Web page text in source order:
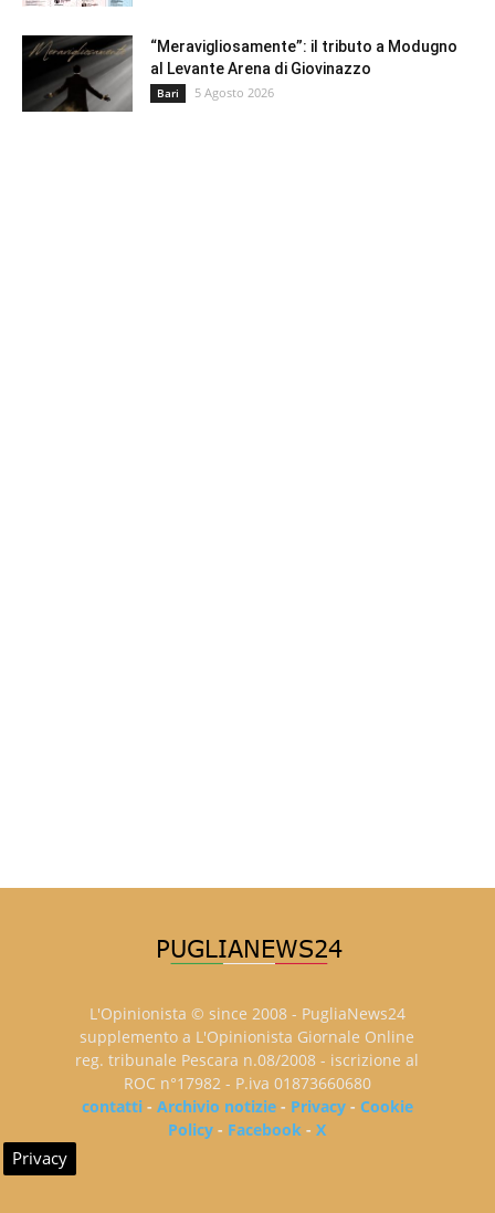
“Meravigliosamente”: il tributo a Modugno
al Levante Arena di Giovinazzo
Bari 5 Agosto 2026
L'Opinionista © since 2008 - PugliaNews24
supplemento a L'Opinionista Giornale Online
reg. tribunale Pescara n.08/2008 - iscrizione al
ROC n°17982 - P.iva 01873660680
contatti- Archivio notizie- Privacy- Cookie
Policy - Facebook -X
Privacy